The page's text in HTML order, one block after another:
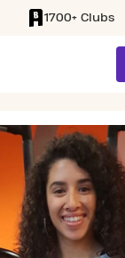
1700+ Clubs